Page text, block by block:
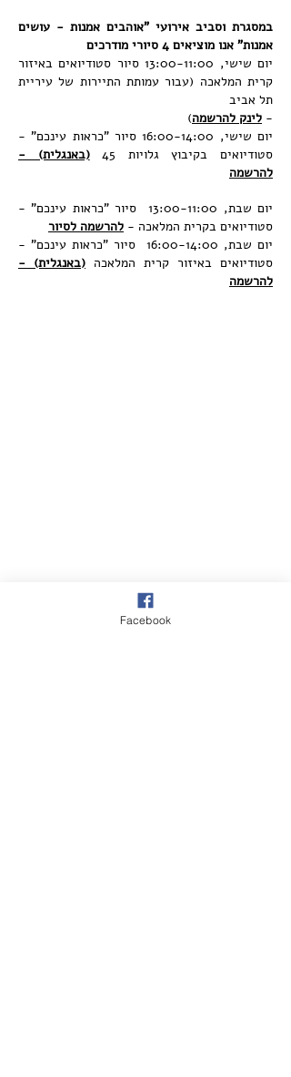
במסגרת וסביב אירועי "אוהבים אמנות - עושים
אמנות" אנו מוציאים 4 סיורי מודרכים
יום שישי, 13:00-11:00 סיור סטודיואים באיזור
קרית המלאכה (עבור עמותת התיירות של עיריית
תל אביב
- לינק להרשמה)
יום שישי, 16:00-14:00 סיור "כראות עינכם" -
סטודיואים בקיבוץ גלויות 45
(באנגלית) -
להרשמה
יום שבת, 13:00-11:00 סיור "כראות עינכם" -
סטודיואים בקרית המלאכה - להרשמה לסיור
יום שבת, 16:00-14:00
סיור "כראות עינכם" -
סטודיואים באיזור קרית המלאכה (באנגלית) -
להרשמה
Facebook